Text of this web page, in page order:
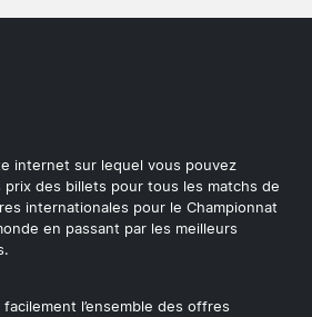
internet sur lequel vous pouvez
prix des billets pour tous les matchs de
internationales pour le Championnat
en passant par les meilleurs
l’ensemble des offres